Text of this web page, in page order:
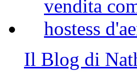
Il Blog di